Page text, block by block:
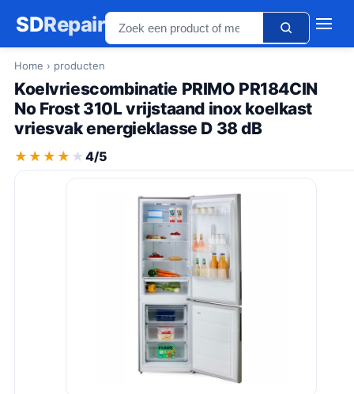
SDRepair
Home › producten
Koelvriescombinatie PRIMO PR184CIN
No Frost 310L vrijstaand inox koelkast
vriesvak energieklasse D 38 dB
★★★★★
★★★★★ 4/5